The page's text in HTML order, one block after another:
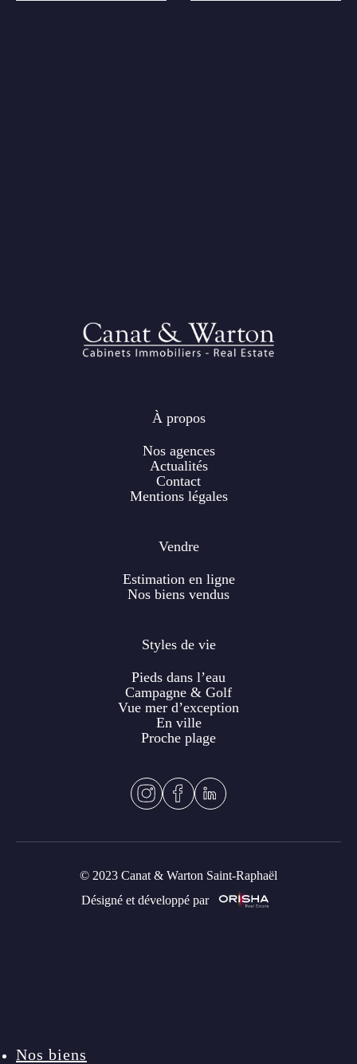
À propos
Nos agences
Actualités
Contact
Mentions légales
Vendre
Estimation en ligne
Nos biens vendus
Styles de vie
Pieds dans l’eau
Campagne & Golf
Vue mer d’exception
En ville
Proche plage
© 2023 Canat & Warton Saint-Raphaël
Désigné et développé par
Nos biens